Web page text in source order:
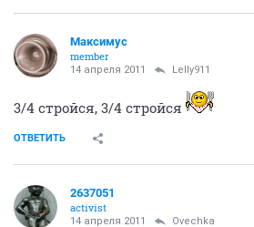
Максимус
member
14 апреля 2011 Lelly911
3/4 стройся, 3/4 стройся
ОТВЕТИТЬ
2637051
activist
14 апреля 2011 Ovechka